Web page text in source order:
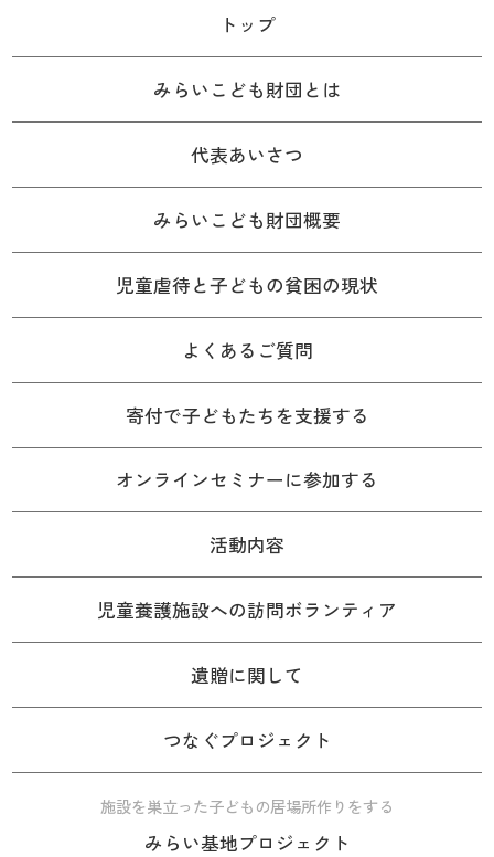
トップ
みらいこども財団とは
代表あいさつ
みらいこども財団概要
児童虐待と子どもの貧困の現状
よくあるご質問
寄付で子どもたちを支援する
オンラインセミナーに参加する
活動内容
児童養護施設への訪問ボランティア
遺贈に関して
つなぐプロジェクト
施設を巣立った子どもの居場所作りをする
みらい基地プロジェクト